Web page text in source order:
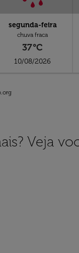
segunda-feira
chuva fraca
37°C
10/08/2026
Veja